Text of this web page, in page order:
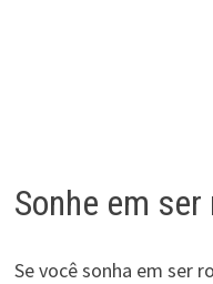
Sonhe em ser
Se você sonha em ser